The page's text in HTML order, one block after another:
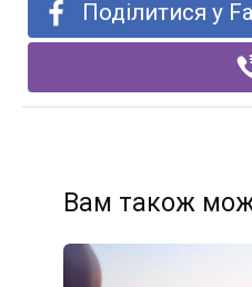
Поділитися у
Вам також